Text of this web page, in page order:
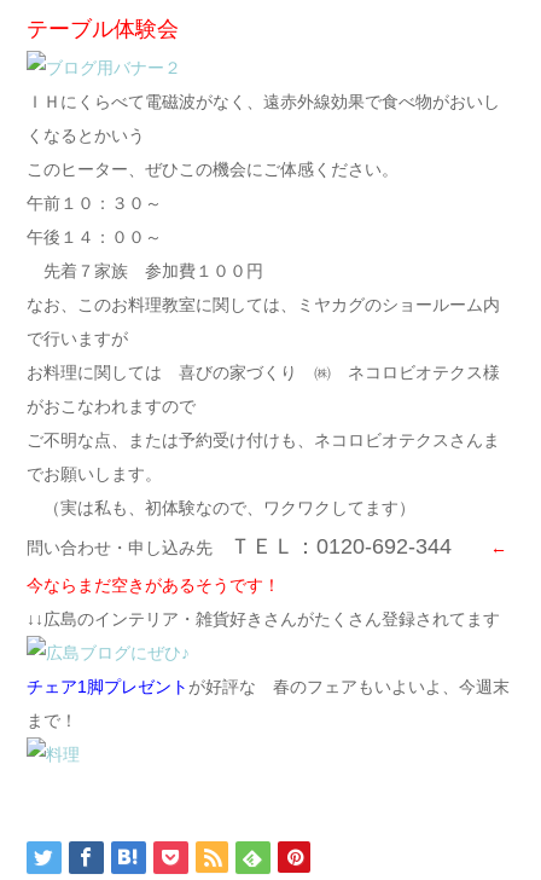
テーブル体験会
ＩＨにくらべて電磁波がなく、遠赤外線効果で食べ物がおいし
くなるとかいう
このヒーター、ぜひこの機会にご体感ください。
午前１０：３０～
午後１４：００～
先着７家族 参加費１００円
なお、このお料理教室に関しては、ミヤカグのショールーム内
で行いますが
お料理に関しては 喜びの家づくり ㈱ ネコロビオテクス様
がおこなわれますので
ご不明な点、または予約受け付けも、ネコロビオテクスさんま
でお願いします。
（実は私も、初体験なので、ワクワクしてます）
問い合わせ・申し込み先 ＴＥＬ：0120-692-344
←
今ならまだ空きがあるそうです！
↓↓広島のインテリア・雑貨好きさんがたくさん登録されてます
チェア1脚プレゼント が好評な 春のフェアもいよいよ、今週末
まで！